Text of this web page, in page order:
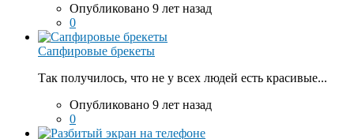
Опубликовано 9 лет назад
0
Сапфировые брекеты
Так получилось, что не у всех людей есть красивые...
Опубликовано 9 лет назад
0